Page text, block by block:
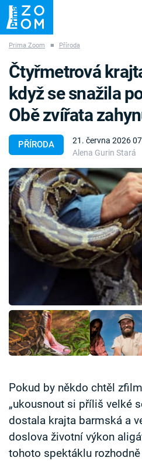
ZÁHADY VETŘELCI DÁVNOVĚKU
Témata
Témata
Pořady
TV Program
Sledujte prima+
Přihlášení
Sledujte nás
Prima Zoom ■ Příroda
PŘÍRODA
21. června 2026
Alena Gurin Stará
Čtyřmetrová
když se snažila
Obě zvířata
Pokud by někdo chtěl
„ukousnout si příliš velké
dostala krajta barmská a
doslova životní výkon
tohoto spektáklu